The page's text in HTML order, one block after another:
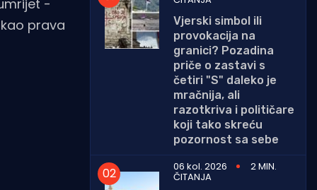
-
prava
Vjerski simbol ili
provokacija na
granici? Pozadina
priče o zastavi s
četiri "S" daleko je
mračnija, ali
razotkriva i političare
koji tako skreću
pozornost sa sebe
06 kol. 2026
2 MIN.
ČITANJA